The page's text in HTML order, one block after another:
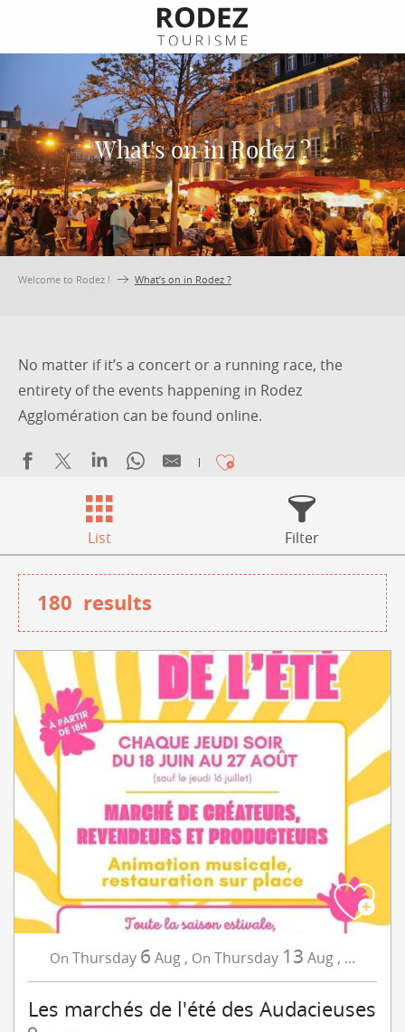
What's on in Rodez ?
Welcome to Rodez ! What’s on in Rodez ?
No matter if it’s a concert or a running race, the
entirety of the events happening in Rodez
Agglomération can be found online.
Ajouter aux
List Filter
180 results
On Thursday 6 Aug , On Thursday 13 Aug , ...
Les marchés de l'été des Audacieuses